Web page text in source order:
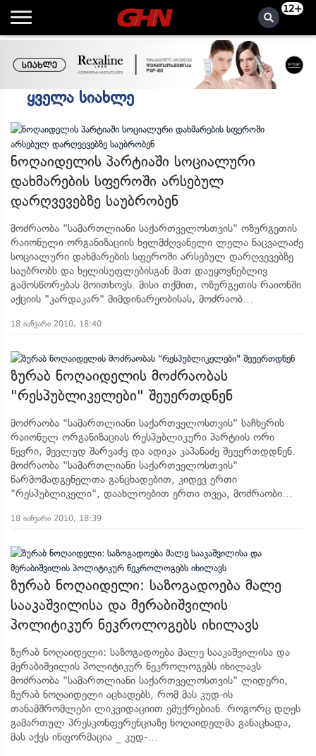
12+
Ყველა Სიახლე
ნოღაიდელის პარტიაში სოციალური
დახმარების სფეროში არსებულ
დარღვევებზე საუბრობენ
მოძრაობა "სამართლიანი საქართველოსთვის" ოზურგეთის
რაიონული ორგანიზაციის ხელმძღვანელი ლელა ნაცვალაძე
სოციალური დახმარების სფეროში არსებულ დარღვევებზე
საუბრობს და ხელისუფლებისგან მათ დაუყოვნებლივ
გამოსწორებას მოითხოვს. მისი თქმით, ოზურგეთის რაიონში
აქციის "კარდაკარ" მიმდინარეობისას, მოძრაობ...
18 იანვარი 2010, 18:40
ზურაბ ნოღაიდელის მოძრაობას
"რესპუბლიკელები" შეუერთდნენ
მოძრაობა "სამართლიანი საქართველოსთვის" საჩხერის
რაიონულ ორგანიზაციას რესპუბლიკური პარტიის ორი
წევრი, მევლუდ შარვაძე და ადიკა კაპანაძე შეუერთდდნენ.
მოძრაობა "სამართლიანი საქართველოსთვის"
წარმომადგენელთა განცხადებით, კიდევ ერთი
"რესპუბლიკელი", დაახლოებით ერთი თვეა, მოძრაობი...
18 იანვარი 2010, 18:39
ზურაბ ნოღაიდელი: საზოგადოება მალე
სააკაშვილისა და მერაბიშვილის
პოლიტიკურ ნეკროლოგებს იხილავს
ზურაბ ნოღაიდელი: საზოგადოება მალე სააკაშვილისა და
მერაბიშვილის პოლიტიკურ ნეკროლოგებს იხილავს
მოძრაობა "სამართლიანი საქართველოსთვის" ლიდერი,
ზურაბ ნოღაიდელი აცხადებს, რომ მას კუდ-ის
თანამშრომლები ლიკვიდაციით ემუქრებიან. როგორც დღეს
გამართულ პრესკონფერენციაზე ნოღაიდელმა განაცხადა,
მას აქვს ინფორმაცია _ კუდ-...